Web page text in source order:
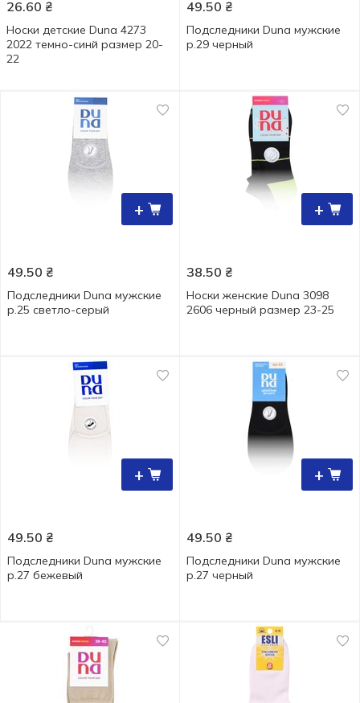
26.60 ₴
Носки детские Duna 4273
2022 темно-синй размер 20-
22
49.50 ₴
Подследники Duna мужские
р.29 черный
+
49.50 ₴
Подследники Duna мужские
р.25 светло-серый
+
38.50 ₴
Носки женские Duna 3098
2606 черный размер 23-25
+
49.50 ₴
Подследники Duna мужские
р.27 бежевый
+
49.50 ₴
Подследники Duna мужские
р.27 черный